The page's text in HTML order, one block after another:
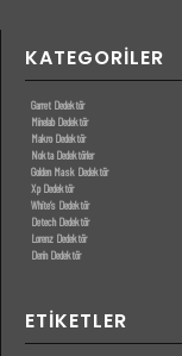
KATEGORILER
Garret Dedektör
Minelab Dedektör
Makro Dedektör
Nokta Dedektörler
Golden Mask Dedektör
Xp Dedektör
White’s Dedektör
Detech Dedektör
Lorenz Dedektör
Derin Dedektör
ETIKETLER